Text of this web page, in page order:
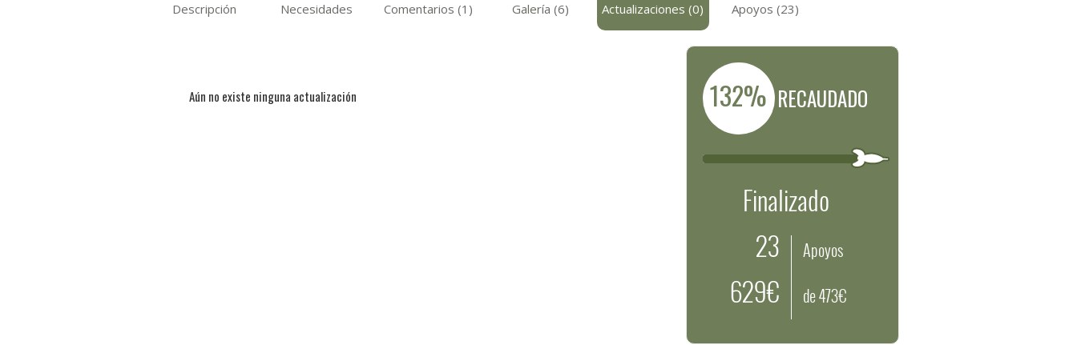
Descripción Necesidades Comentarios (1) Galería (6) Actualizaciones (0) Apoyos (23)
Aún no existe ninguna actualización 132% RECAUDADO
Finalizado
23
629€
Apoyos
de 473€